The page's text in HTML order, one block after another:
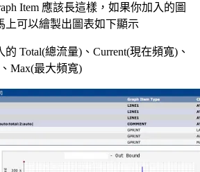
Item 應該長這樣，如果你加入的圖
上可以繪製出圖表如下顯示
Total(總流量)、Current(現在頻寬)、
Max(最大頻寬)